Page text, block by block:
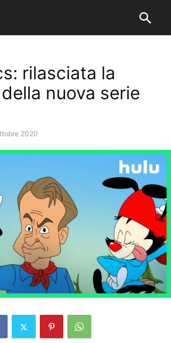
rilasciata la
nuova serie
2020